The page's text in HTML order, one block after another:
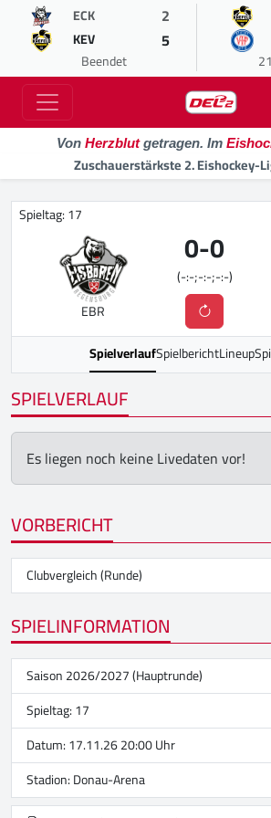
ECK 2
KEV 5
Beendet
Von Herzblutgetragen. Im
Zuschauerstärkste 2. Eishockey-
Spieltag: 17
EBR
0-0
(-:-;-:-;-:-)
SpielverlaufSpielberichtLineup
SPIELVERLAUF
Es liegen noch keine Livedaten vor!
VORBERICHT
Clubvergleich (Runde)
SPIELINFORMATION
Saison 2026/2027 (Hauptrunde)
Spieltag: 17
Datum: 17.11.26 20:00 Uhr
Stadion:Donau-Arena